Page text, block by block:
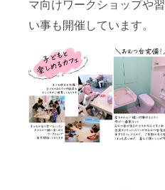
マ向けワークショップや習
い事も開催しています。